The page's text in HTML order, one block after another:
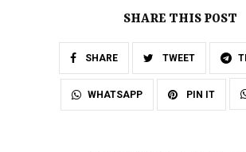
SHARE THIS POST
SHARE TWEET
WHATSAPP PIN IT